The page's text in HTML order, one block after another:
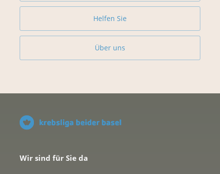
Helfen Sie
Über uns
Wir sind für Sie da